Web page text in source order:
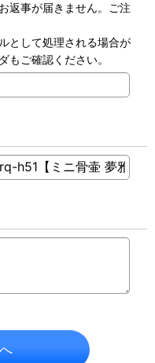
返事が届きません。ご注
として処理される場合が
もご確認ください。